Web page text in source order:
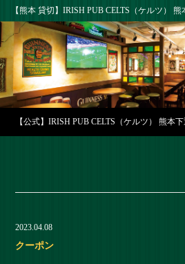
【熊本 貸切】IRISH PUB CELTS（ケルツ）
【公式】IRISH PUB CELTS（ケルツ） 熊本
2023.04.08
クーポン